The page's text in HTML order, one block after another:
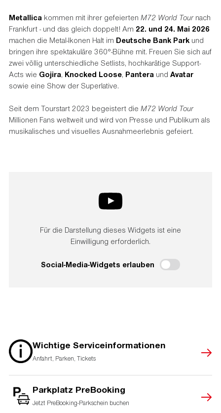
Metallica kommen mit ihrer gefeierten M72 World Tournach
Frankfurt - und das gleich doppelt! Am 22. und 24. Mai 2026
machen die Metal-Ikonen Halt im Deutsche Bank Parkund
bringen ihre spektakuläre 360°-Bühne mit. Freuen Sie sich auf
zwei völlig unterschiedliche Setlists, hochkarätige Support-
Acts wie Gojira, Knocked Loose, Pantera und Avatar
sowie eine Show der Superlative.
Seit dem Tourstart 2023 begeistert die M72 World Tour
Millionen Fans weltweit und wird von Presse und Publikum als
musikalisches und visuelles Ausnahmeerlebnis gefeiert.
Für die Darstellung dieses Widgets ist eine
Einwilligung erforderlich.
Social-Media-Widgets erlauben
Wichtige Serviceinformationen
Anfahrt, Parken, Tickets
Parkplatz PreBooking
Jetzt PreBooking-Parkschein buchen